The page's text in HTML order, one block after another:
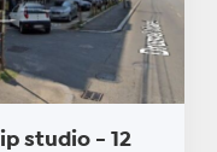
studio - 12